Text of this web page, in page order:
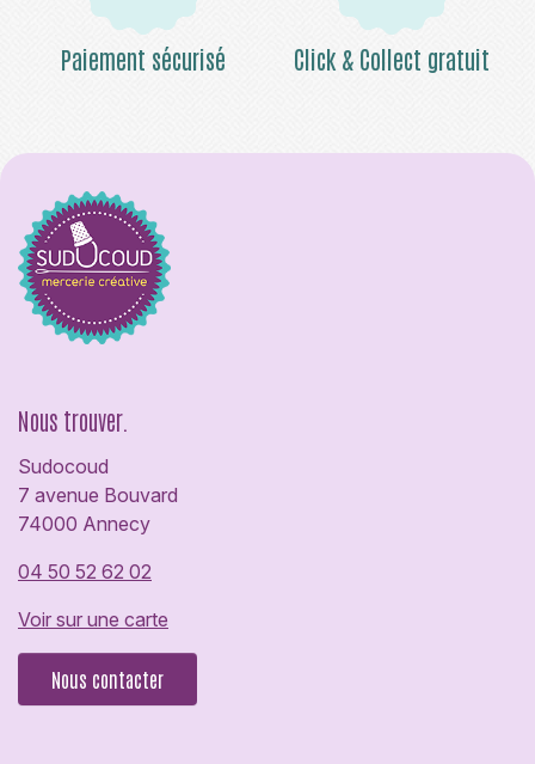
Paiement sécurisé Click & Collect gratuit
Nous trouver.
Sudocoud
7 avenue Bouvard
74000 Annecy
04 50 52 62 02
Voir sur une carte
Nous contacter